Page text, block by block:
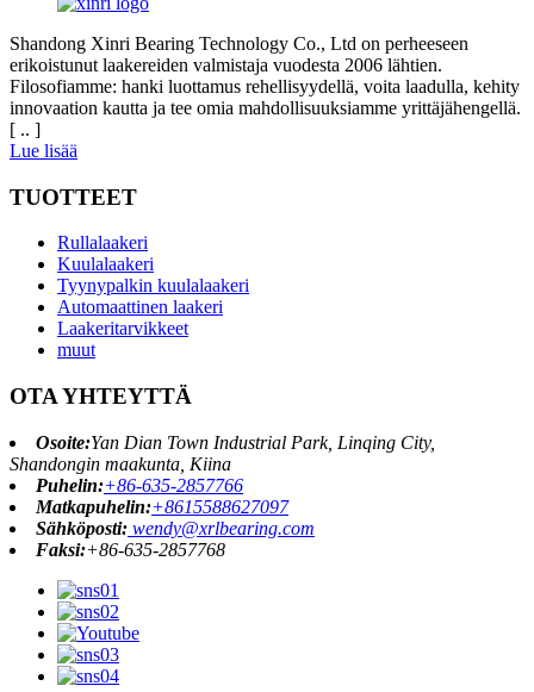
Shandong Xinri Bearing Technology Co., Ltd on perheeseen
erikoistunut laakereiden valmistaja vuodesta 2006 lähtien.
Filosofiamme: hanki luottamus rehellisyydellä, voita laadulla, kehity
innovaation kautta ja tee omia mahdollisuuksiamme yrittäjähengellä.
[ .. ]
Lue lisää
TUOTTEET
Rullalaakeri
Kuulalaakeri
Tyynypalkin kuulalaakeri
Automaattinen laakeri
Laakeritarvikkeet
muut
OTA YHTEYTTÄ
Osoite:Yan Dian Town Industrial Park, Linqing City,
Shandongin maakunta, Kiina
Puhelin:+86-635-2857766
Matkapuhelin:+8615588627097
Sähköposti: wendy@xrlbearing.com
Faksi:+86-635-2857768